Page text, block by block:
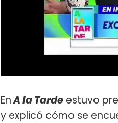
EnA la Tarde estuvo
y explicó cómo se